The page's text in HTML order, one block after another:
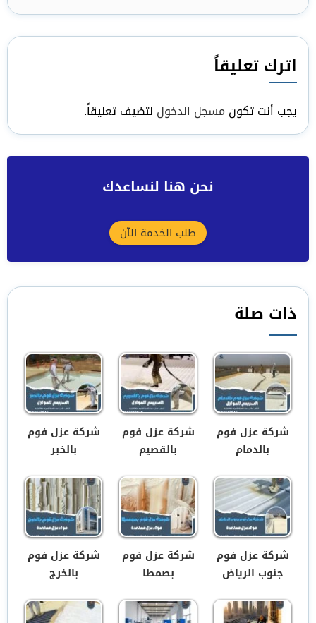
اترك تعليقاً
يجب أنت تكون مسجل الدخول لتضيف تعليقاً.
نحن هنا لنساعدك
طلب الخدمة الآن
ذات صلة
شركة عزل فوم
بالدمام
شركة عزل فوم
بالقصيم
شركة عزل فوم
بالخبر
شركة عزل فوم
جنوب الرياض
شركة عزل فوم
بصمطا
شركة عزل فوم
بالخرج